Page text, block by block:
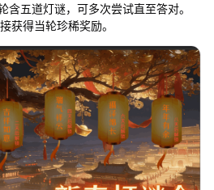
五道灯谜，可多次尝试直至答对。
获得当轮珍稀奖励。